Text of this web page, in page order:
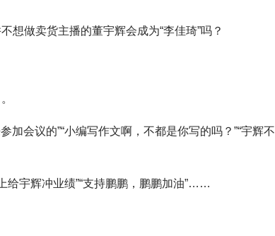
想做卖货主播的董宇辉会成为“李佳琦”吗？
加会议的”“小编写作文啊，不都是你写的吗？”“宇辉不
给宇辉冲业绩”“支持鹏鹏，鹏鹏加油”……